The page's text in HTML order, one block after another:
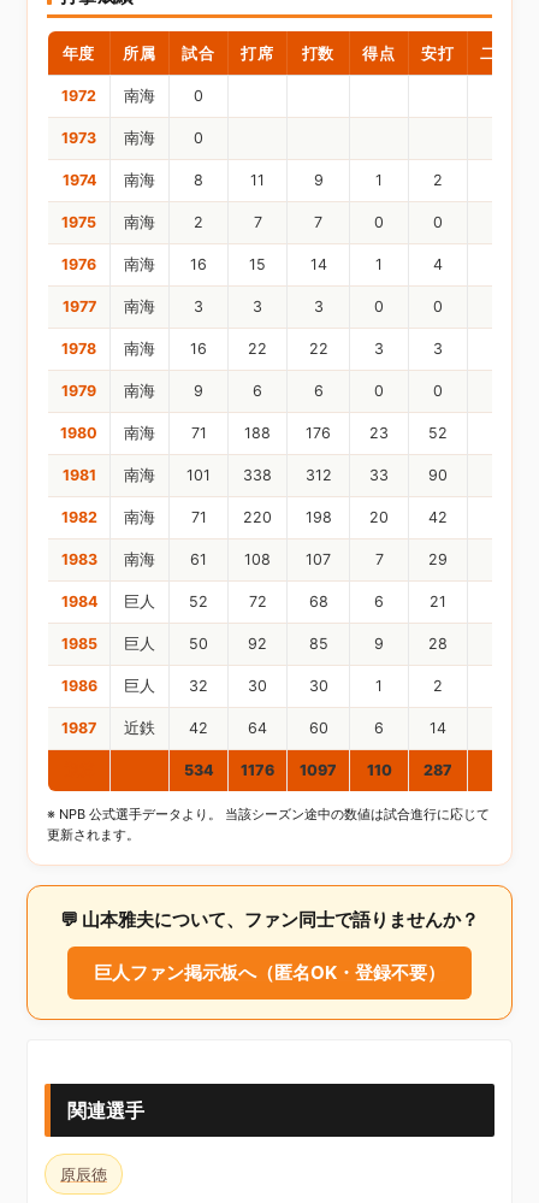
年度 所属 試合 打席 打数 得点 安打 二塁打
1972 南海 0
1973 南海 0
1974 南海 8 11 9 1 2
1975 南海 2 7 7 0 0
1976 南海 16 15 14 1 4
1977 南海 3 3 3 0 0
1978 南海 16 22 22 3 3
1979 南海 9 6 6 0 0
1980 南海 71 188 176 23 52
1981 南海 101 338 312 33 90
1982 南海 71 220 198 20 42
1983 南海 61 108 107 7 29
1984 巨人 52 72 68 6 21
1985 巨人 50 92 85 9 28
1986 巨人 32 30 30 1 2
1987 近鉄 42 64 60 6 14
534 1176 1097 110 287
※ NPB 公式選手データより。 当該シーズン途中の数値は試合進行に応じて
更新されます。
💬 山本雅夫について、ファン同士で語りませんか？
巨人ファン掲示板へ（匿名OK・登録不要）
関連選手
原辰徳